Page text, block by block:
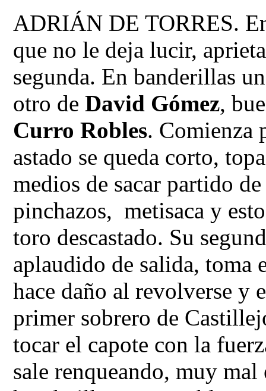
ADRIÁN DE TORRES.
que no le deja lucir,
segunda. En banderillas
otro deDavid Gómez,
Curro Robles. Comienza
astado se queda corto,
medios de sacar partido
pinchazos, metisaca y
toro descastado. Su
aplaudido de salida, toma
hace daño al revolverse y
primer sobrero de
tocar el capote con la
sale renqueando, muy